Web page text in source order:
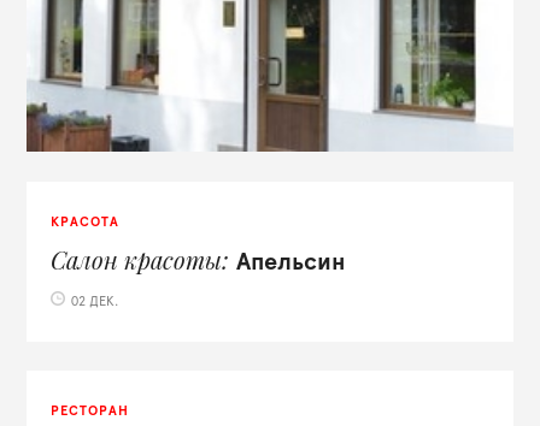
КРАСОТА
Салон красоты Апельсин
02 ДЕК.
РЕСТОРАН